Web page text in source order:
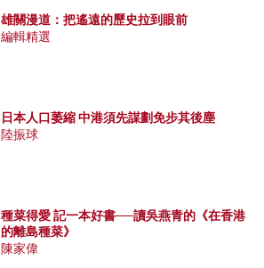
雄關漫道：把遙遠的歷史拉到眼前
編輯精選
日本人口萎縮 中港須先謀劃免步其後塵
陸振球
種菜得愛 記一本好書──讀吳燕青的《在香港
的離島種菜》
陳家偉